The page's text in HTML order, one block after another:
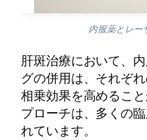
内服薬とレー
肝斑治療において、
グの併用は、それぞ
相乗効果を高めるこ
プローチは、多くの
れています。